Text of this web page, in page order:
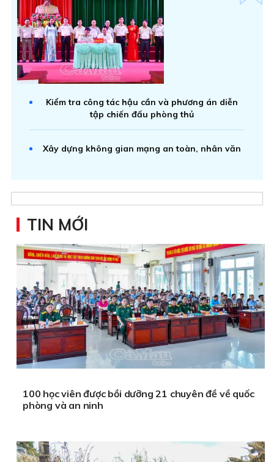
Kiểm tra công tác hậu cần và phương án diễn
tập chiến đấu phòng thủ
Xây dựng không gian mạng an toàn, nhân văn
TIN MỚI
100 học viên được bồi dưỡng 21 chuyên đề về quốc
phòng và an ninh